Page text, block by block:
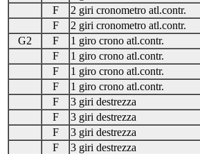
F
2 giri cronometro atl.contr.
F
2 giri cronometro atl.contr.
G2
F 1 giro crono atl.contr.
F
1 giro crono atl.contr.
F
1 giro crono atl.contr.
F
1 giro crono atl.contr.
F
3 giri destrezza
F
3 giri destrezza
F
3 giri destrezza
F
3 giri destrezza